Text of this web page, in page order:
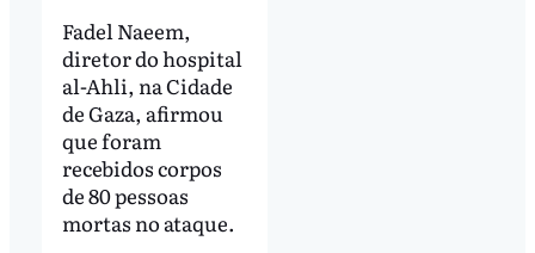
Fadel Naeem,
diretor do hospital
al-Ahli, na Cidade
de Gaza, afirmou
que foram
recebidos corpos
de 80 pessoas
mortas no ataque.